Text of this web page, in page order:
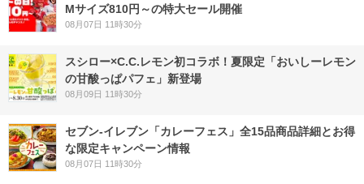
Mサイズ810円～の特大セール開催
08月07日 11時30分
スシロー×C.C.レモン初コラボ！夏限定「おいしーレモン
の甘酸っぱパフェ」新登場
08月09日 11時30分
セブン‐イレブン「カレーフェス」全15品商品詳細とお得
な限定キャンペーン情報
08月07日 11時30分